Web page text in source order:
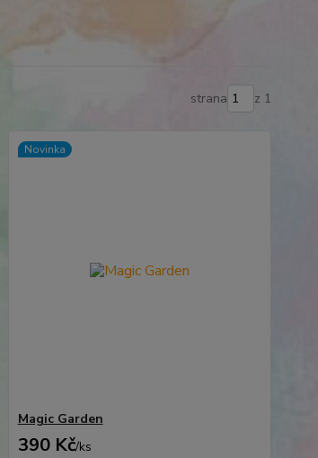
strana z 1
Novinka
Magic Garden
390 Kč/ks